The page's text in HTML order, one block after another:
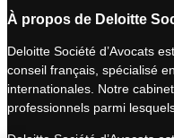
k
e
d
I
n
T
u
b
e
À propos de Deloitte
Deloitte Société d’Avocats
conseil français, spécialisé
internationales. Notre
professionnels parmi